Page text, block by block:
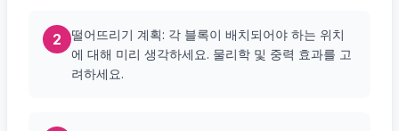
2
떨어뜨리기 계획: 각 블록이 배치되어야 하는 위치
에 대해 미리 생각하세요. 물리학 및 중력 효과를 고
려하세요.